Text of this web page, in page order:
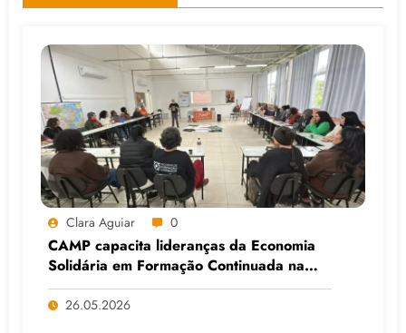
Clara Aguiar 0
CAMP capacita lideranças da Economia
Solidária em Formação Continuada na
Faculdade do Assentamento do MST, em
Viamão (RS)
26.05.2026